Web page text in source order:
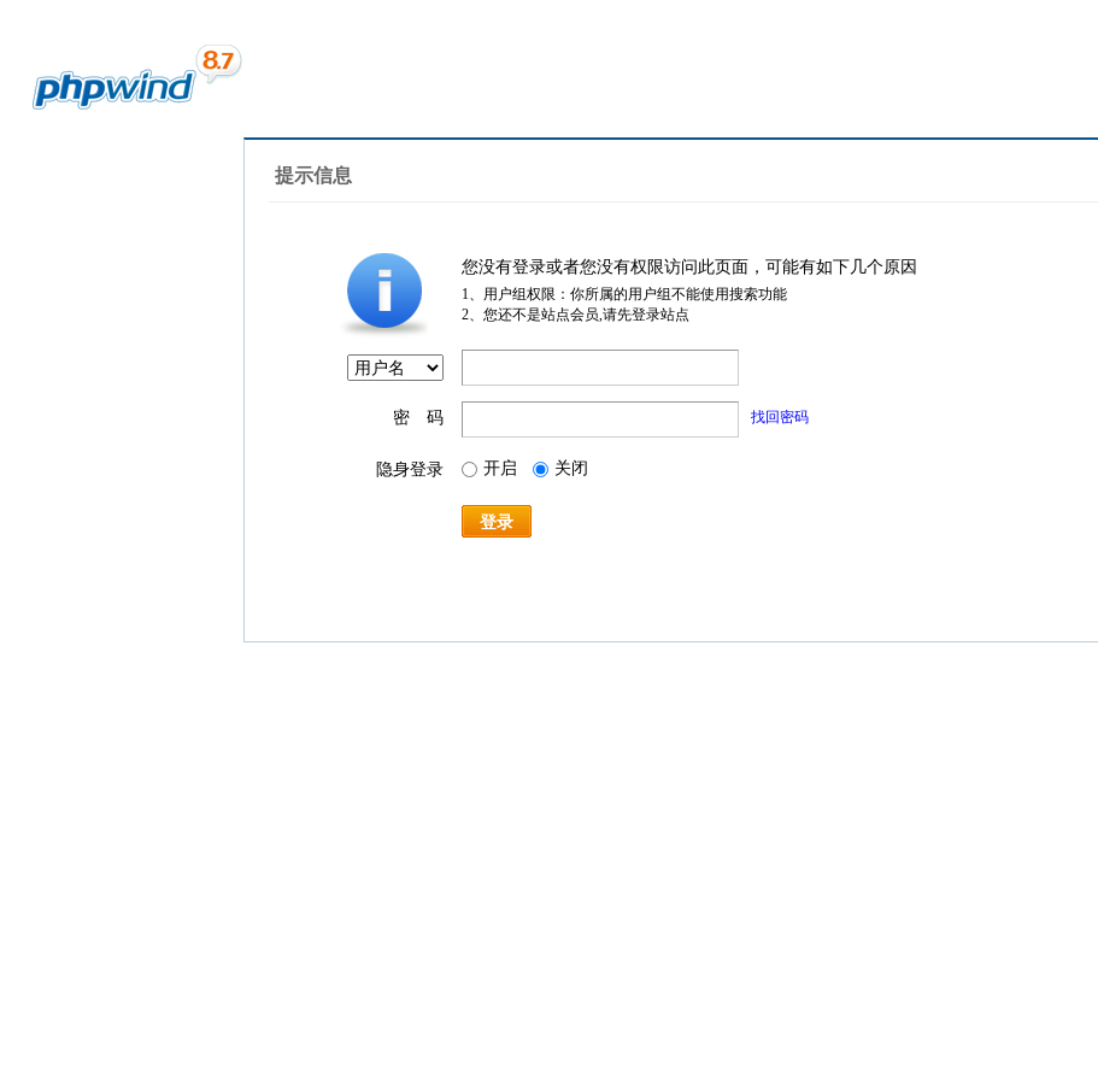
提示信息
您没有登录或者您没有权限访问此页面，可能有如下几个原因
1、用户组权限：你所属的用户组不能使用搜索功能
2、您还不是站点会员,请先登录站点
密 码 找回密码
隐身登录 开启 关闭
登录